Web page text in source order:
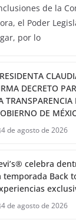
de la
el Poder
por lo
DECRETO
TRANSPARENCIA
DE
4 de agosto de 2026
celebra
temporada Back
4 de agosto de 2026